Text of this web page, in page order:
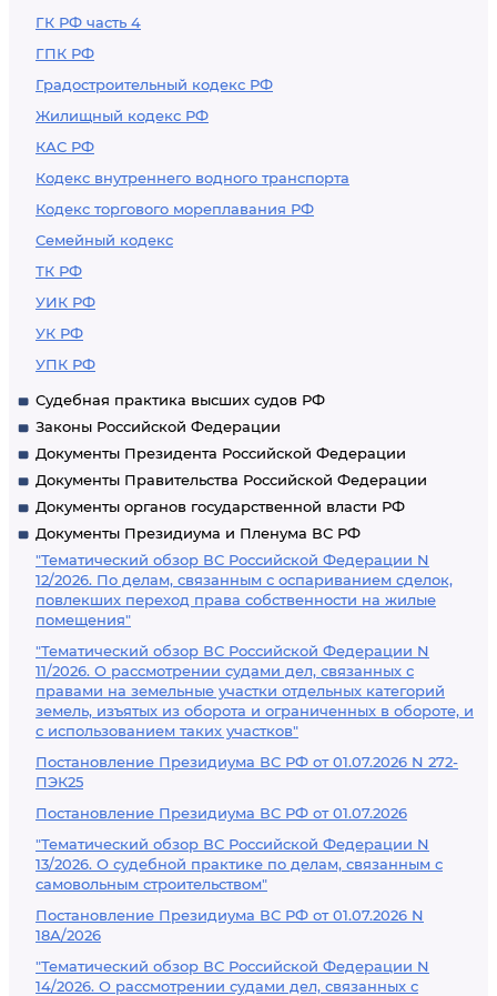
ГК РФ часть 4
ГПК РФ
Градостроительный кодекс РФ
Жилищный кодекс РФ
КАС РФ
Кодекс внутреннего водного транспорта
Кодекс торгового мореплавания РФ
Семейный кодекс
ТК РФ
УИК РФ
УК РФ
УПК РФ
Судебная практика высших судов РФ
Законы Российской Федерации
Документы Президента Российской Федерации
Документы Правительства Российской Федерации
Документы органов государственной власти РФ
Документы Президиума и Пленума ВС РФ
"Тематический обзор ВС Российской Федерации N
12/2026. По делам, связанным с оспариванием сделок,
повлекших переход права собственности на жилые
помещения"
"Тематический обзор ВС Российской Федерации N
11/2026. О рассмотрении судами дел, связанных с
правами на земельные участки отдельных категорий
земель, изъятых из оборота и ограниченных в обороте, и
с использованием таких участков"
Постановление Президиума ВС РФ от 01.07.2026 N 272-
ПЭК25
Постановление Президиума ВС РФ от 01.07.2026
"Тематический обзор ВС Российской Федерации N
13/2026. О судебной практике по делам, связанным с
самовольным строительством"
Постановление Президиума ВС РФ от 01.07.2026 N
18А/2026
"Тематический обзор ВС Российской Федерации N
14/2026. О рассмотрении судами дел, связанных с